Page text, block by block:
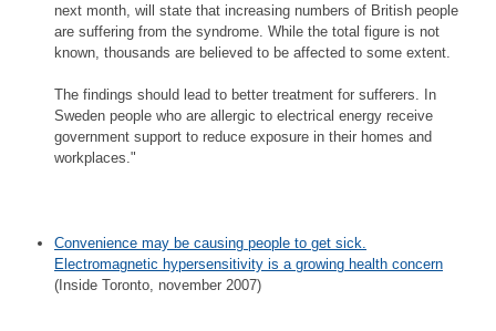
next month, will state that increasing numbers of British people
are suffering from the syndrome. While the total figure is not
known, thousands are believed to be affected to some extent.
The findings should lead to better treatment for sufferers. In
Sweden people who are allergic to electrical energy receive
government support to reduce exposure in their homes and
workplaces."
Convenience may be causing people to get sick.
Electromagnetic hypersensitivity is a growing health concern
(Inside Toronto, november 2007)